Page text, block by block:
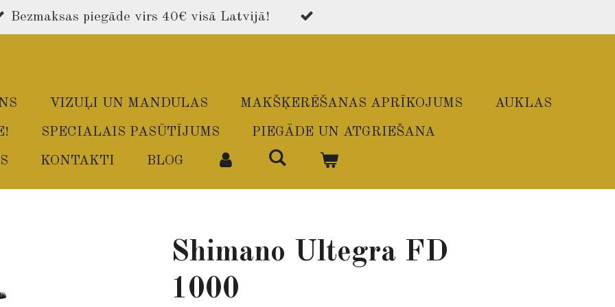
Bezmaksas piegāde virs 40€ visā Latvijā!
VIZUĻI UN MANDULAS MAKŠĶERĒŠANAS APRĪKOJUMS AUKLAS
SPECIALAIS PASŪTĪJUMS PIEGĀDE UN ATGRIEŠANA
KONTAKTI BLOG
Shimano Ultegra FD
1000